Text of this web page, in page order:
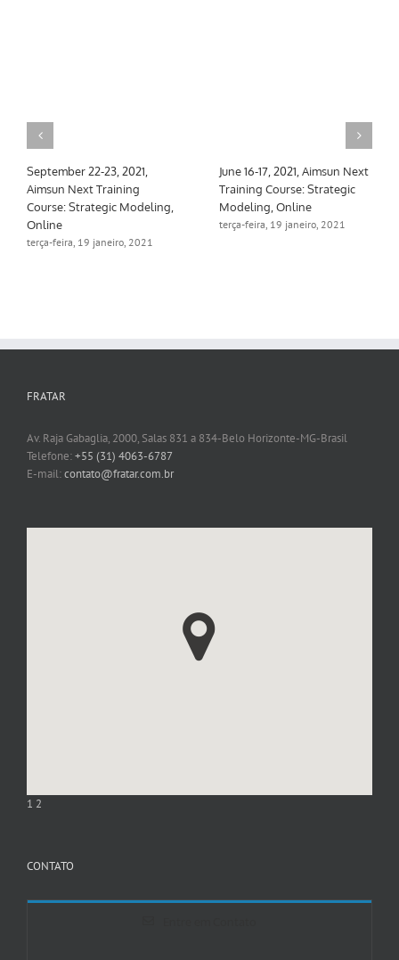
September 22-23, 2021,
Aimsun Next Training
Course: Strategic Modeling,
Online
terça-feira, 19 janeiro, 2021
June 16-17, 2021, Aimsun Next
Training Course: Strategic
Modeling, Online
terça-feira, 19 janeiro, 2021
FRATAR
Av. Raja Gabaglia, 2000, Salas 831 a 834-Belo Horizonte-MG-Brasil
Telefone:+55 (31) 4063-6787
E-mail:contato@fratar.com.br
1 2
CONTATO